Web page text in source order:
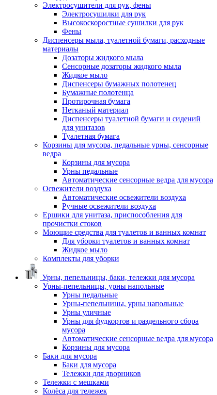
Электросушители для рук, фены
Электросушилки для рук
Высокоскоростные сушилки для рук
Фены
Диспенсеры мыла, туалетной бумаги, расходные
материалы
Дозаторы жидкого мыла
Сенсорные дозаторы жидкого мыла
Жидкое мыло
Диспенсеры бумажных полотенец
Бумажные полотенца
Протирочная бумага
Нетканый материал
Диспенсеры туалетной бумаги и сидений
для унитазов
Туалетная бумага
Корзины для мусора, педальные урны, сенсорные
ведра
Корзины для мусора
Урны педальные
Автоматические сенсорные ведра для мусора
Освежители воздуха
Автоматические освежители воздуха
Ручные освежители воздуха
Ершики для унитаза, приспособления для
прочистки стоков
Моющие средства для туалетов и ванных комнат
Для уборки туалетов и ванных комнат
Жидкое мыло
Комплекты для уборки
Урны, пепельницы, баки, тележки для мусора
Урны-пепельницы, урны напольные
Урны педальные
Урны-пепельницы, урны напольные
Урны уличные
Урны для фудкортов и раздельного сбора
мусора
Автоматические сенсорные ведра для мусора
Корзины для мусора
Баки для мусора
Баки для мусора
Тележки для дворников
Тележки с мешками
Колёса для тележек